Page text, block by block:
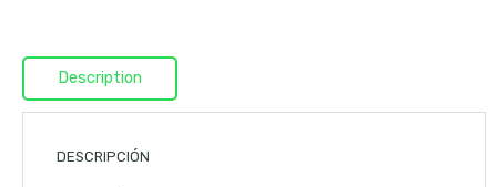
Description
DESCRIPCIÓN